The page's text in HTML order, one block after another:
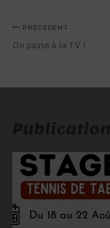
Navigation
de
PRÉCÉDENT
On passe à la TV !